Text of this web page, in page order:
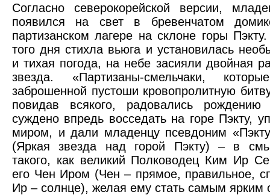
Согласно северокорейской версии,
появился на свет в бревенчатом
партизанском лагере на склоне горы
того дня стихла вьюга и установилась
и тихая погода, на небе засияли двойная
звезда. «Партизаны-смельчаки,
заброшенной пустоши кровопролитную
повидав всякого, радовались рождению
суждено впредь восседать на горе Пэкту,
миром, и дали младенцу псевдоним
(Яркая звезда над горой Пэкту) – в
такого, как великий Полководец Ким Ир
его Чен Иром (Чен – прямое, правильное,
Ир – солнце), желая ему стать самым ярким